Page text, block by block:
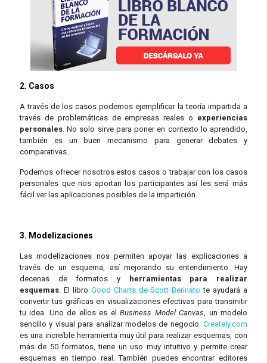
2. Casos
A través de los casos podemos ejemplificar la teoría impartida a
través de problemáticas de empresas reales o experiencias
personales. No solo sirve para poner en contexto lo aprendido,
también es un buen mecanismo para generar debates y
comparativas.
Podemos ofrecer nosotros estos casos o trabajar con los casos
personales que nos aportan los participantes así les será más
fácil ver las aplicaciones posibles de la impartición.
3. Modelizaciones
Las modelizaciones nos permiten apoyar las explicaciones a
través de un esquema, así mejorando su entendimiento. Hay
decenas de formatos y
herramientas para realizar
esquemas. El libro Good Charts de Scott Berinato te ayudará a
convertir tus gráficas en visualizaciones efectivas para transmitir
tu idea. Uno de ellos es elBusiness Model Canvas, un modelo
sencillo y visual para analizar modelos de negocio. Creately.com
es una increíble herramienta muy útil para realizar esquemas, con
más de 50 formatos, tiene un uso muy intuitivo y permite crear
esquemas en tiempo real. También puedes encontrar editores